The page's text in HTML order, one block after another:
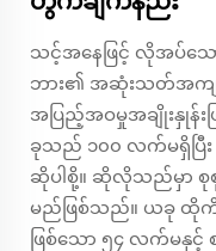
သင့်အနေဖြင့် လိုအပ်သ
ဘား၏ အဆုံးသတ်အကျ
အပြည့်အဝမှုအချိုးနှုန်းဖ
ခုသည် ၁၀၀ လက်မရှိပ
ဆိုပါစို့။ ဆိုလိုသည်မှာ
မည်ဖြစ်သည်။ ယခု
ဖြစ်သော ၅၄ လက်မနှ